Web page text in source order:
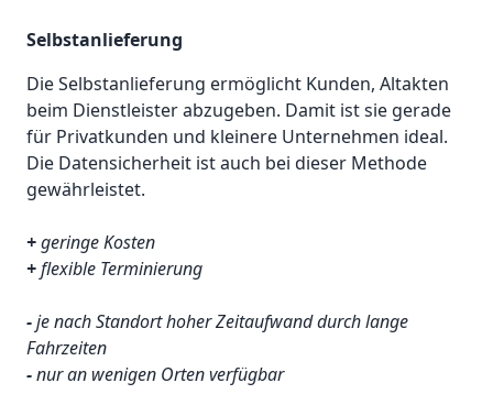
Selbstanlieferung
Die Selbstanlieferung ermöglicht Kunden, Altakten
beim Dienstleister abzugeben. Damit ist sie gerade
für Privatkunden und kleinere Unternehmen ideal.
Die Datensicherheit ist auch bei dieser Methode
gewährleistet.
+geringe Kosten
+flexible Terminierung
-je nach Standort hoher Zeitaufwand durch lange
Fahrzeiten
-nur an wenigen Orten verfügbar